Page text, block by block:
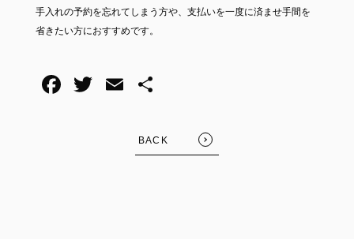
手入れの予約を忘れてしまう方や、支払いを一度に済ませ手間を
省きたい方におすすめです。
BACK